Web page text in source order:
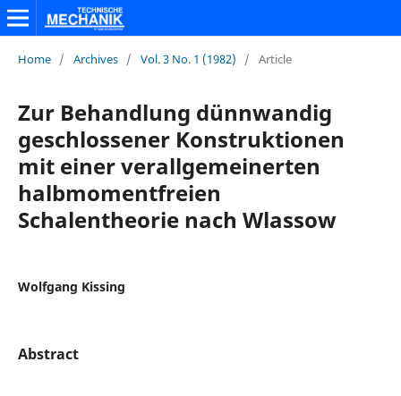
Home / Archives / Vol. 3 No. 1 (1982) / Article
Zur Behandlung dünnwandig
geschlossener Konstruktionen
mit einer verallgemeinerten
halbmomentfreien
Schalentheorie nach Wlassow
Wolfgang Kissing
Abstract